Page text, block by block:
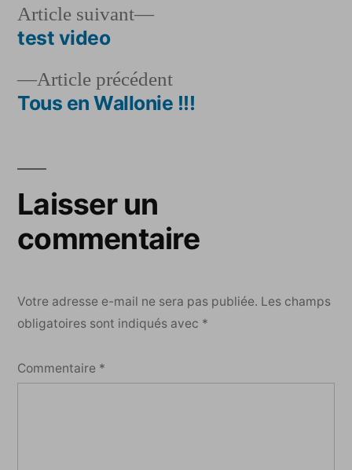
Navigation
deArticle précédentArticle
précédent :
Tous en Wallonie !!!
Article suivant
Article
test video
Laisser un
commentaire
Votre adresse e-mail ne sera pas publiée. Les champs
obligatoires sont indiqués avec *
Commentaire *